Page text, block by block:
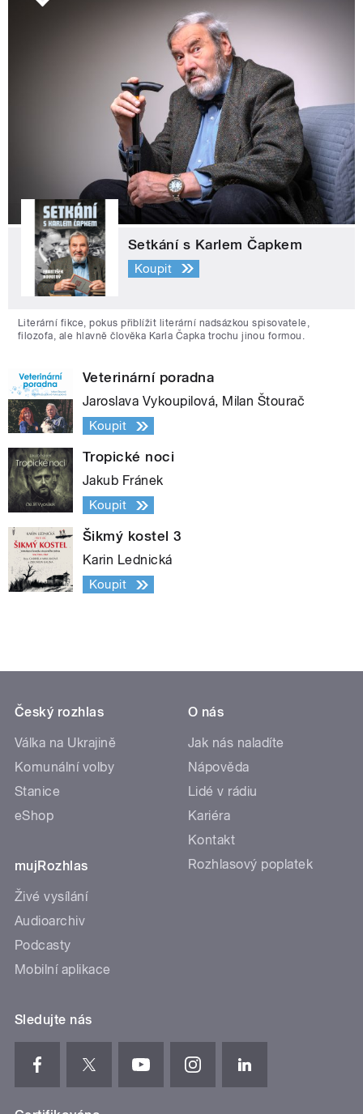
Setkání s Karlem Čapkem
Koupit
Literární fikce, pokus přiblížit literární nadsázkou spisovatele,
filozofa, ale hlavně člověka Karla Čapka trochu jinou formou.
Veterinární poradna
Jaroslava Vykoupilová, Milan Štourač
Koupit
Tropické noci
Jakub Fránek
Koupit
Šikmý kostel 3
Karin Lednická
Koupit
Český rozhlas
Válka na Ukrajině
Komunální volby
Stanice
eShop
mujRozhlas
Živé vysílání
Audioarchiv
Podcasty
Mobilní aplikace
O nás
Jak nás naladíte
Nápověda
Lidé v rádiu
Kariéra
Kontakt
Rozhlasový poplatek
Sledujte nás